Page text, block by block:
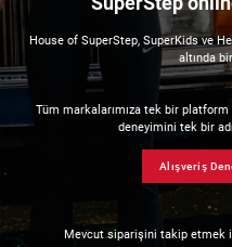
House of SuperStep, SuperKids ve
altında
Tüm markalarımıza tek bir
deneyimini tek bir
Alışveriş
Mevcut siparişini takip etmek